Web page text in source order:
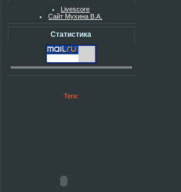
Livescore
Сайт Мухина В.А.
Статистика
Теги: